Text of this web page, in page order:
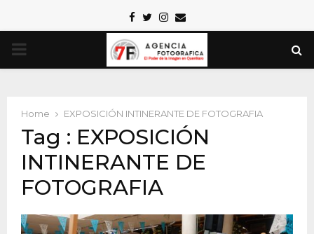
Facebook
TwitterInstagram
Email
PRIMARY
Home EXPOSICIÓN INTINERANTE DE FOTOGRAFIA
Tag : EXPOSICIÓN
INTINERANTE DE
FOTOGRAFIA